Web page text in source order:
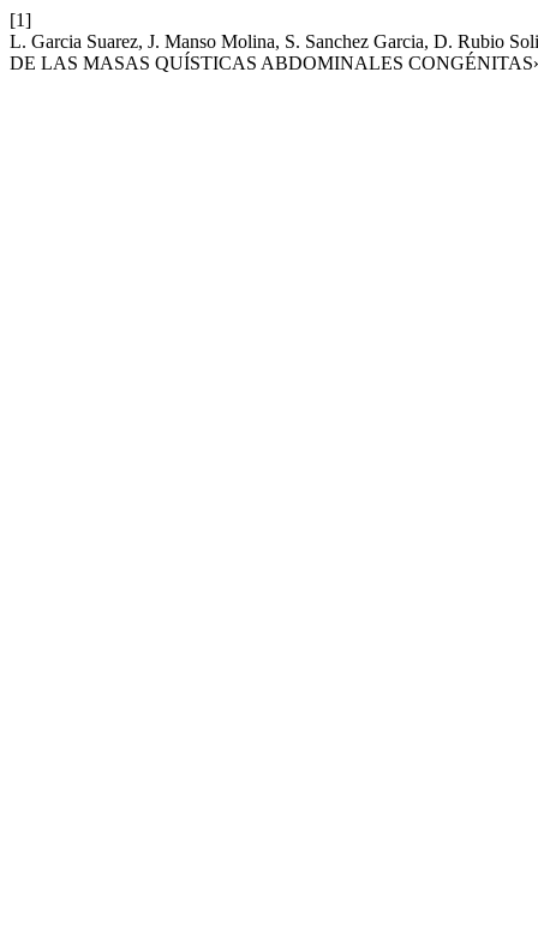
[1]
L. Garcia Suarez, J. Manso Molina, S. Sanchez Garcia, D. Rubio
DE LAS MASAS QUÍSTICAS ABDOMINALES